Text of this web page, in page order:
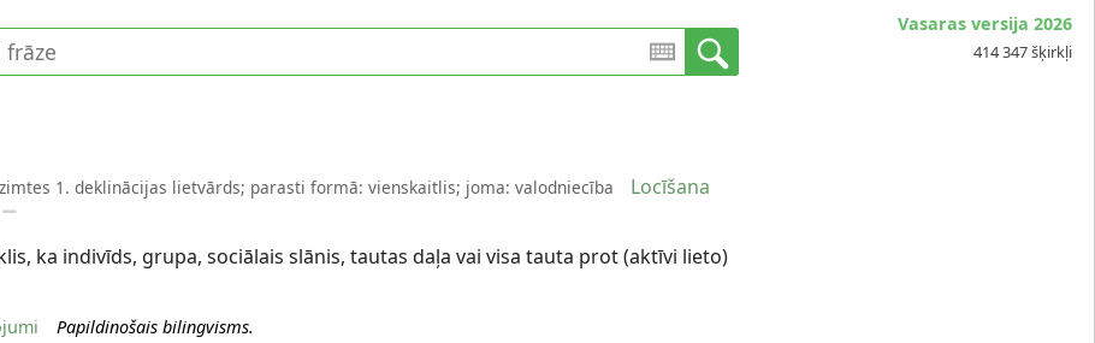
Vasaras versija 2026
414 347 šķirkļi
1. deklinācijas lietvārds; parasti formā: vienskaitlis; joma: valodniecība Locīšana
ka indivīds, grupa, sociālais slānis, tautas daļa vai visa tauta prot (aktīvi lieto)
Papildinošais bilingvisms.